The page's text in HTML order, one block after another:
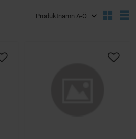
Lägg till i önskelista Lägg